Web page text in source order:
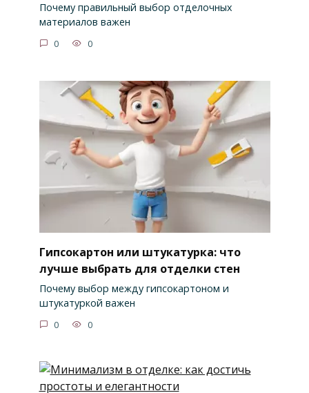
Почему правильный выбор отделочных
материалов важен
0 0
Гипсокартон или штукатурка: что
лучше выбрать для отделки стен
Почему выбор между гипсокартоном и
штукатуркой важен
0 0